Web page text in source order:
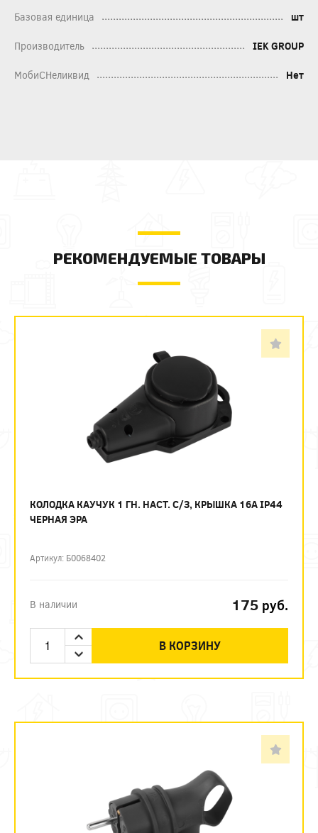
Базовая единица шт
Производитель IEK GROUP
МобиСНеликвид Нет
РЕКОМЕНДУЕМЫЕ ТОВАРЫ
КОЛОДКА КАУЧУК 1 ГН. НАСТ. С/З, КРЫШКА 16A IP44
ЧЕРНАЯ ЭРА
Артикул: Б0068402
В наличии 175 руб.
В КОРЗИНУ